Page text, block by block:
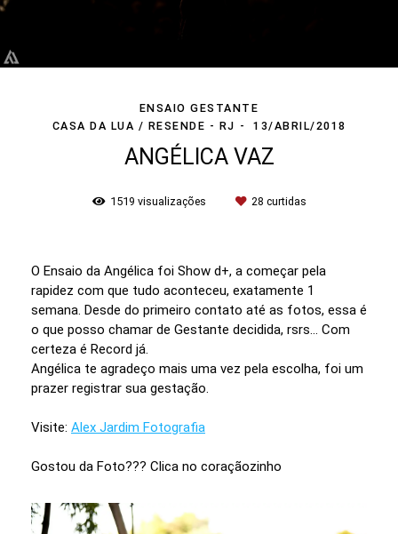
ENSAIO GESTANTE
CASA DA LUA / RESENDE - RJ
13/ABRIL/2018
ANGÉLICA VAZ
1519 visualizações 28 curtidas
O Ensaio da Angélica foi Show d+, a começar pela
rapidez com que tudo aconteceu, exatamente 1
semana. Desde do primeiro contato até as fotos, essa é
o que posso chamar de Gestante decidida, rsrs... Com
certeza é Record já.
Angélica te agradeço mais uma vez pela escolha, foi um
prazer registrar sua gestação.
Visite: Alex Jardim Fotografia
Gostou da Foto??? Clica no coraçãozinho